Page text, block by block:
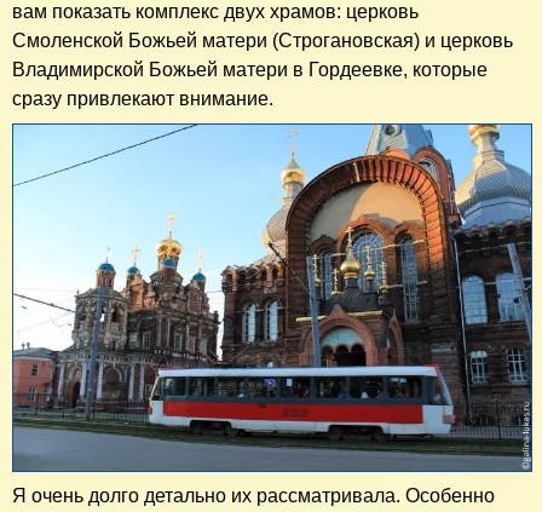
вам показать комплекс двух храмов: церковь
Смоленской Божьей матери (Строгановская) и церковь
Владимирской Божьей матери в Гордеевке, которые
сразу привлекают внимание.
Я очень долго детально их рассматривала. Особенно